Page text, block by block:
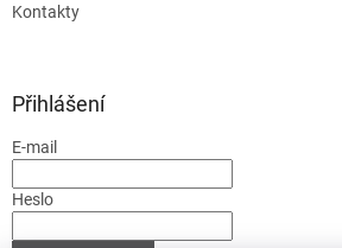
Kontakty
Přihlášení
E-mail
Heslo